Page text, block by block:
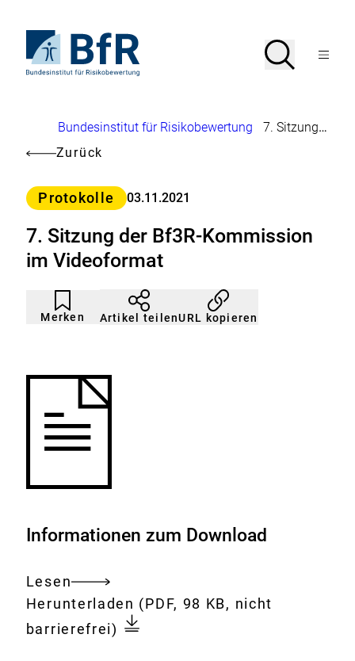
Seiteninhalt
springenStartseite
von
Suche
SucheMenü
Brotkrumennavigation
Bundesinstitut für Risikobewertung
7. Sitzung der Bf3R-Kommission im Videoformat
Zurück
Kategorie
Protokolle 03.11.2021
7. Sitzung der Bf3R-Kommission
im Videoformat
Merken
Artikel
nicht
gemerkt
Durch
Klicken
der
Artikel teilenURL kopieren
Informationen zum Download
Lesen
Gesamtes
Dokument
Download:
Herunterladen 7.
Sitzung
(PDF, 98 KB, nicht
barrierefrei)